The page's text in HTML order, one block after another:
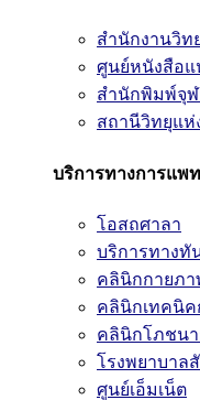
สำนักงานวิท
ศูนย์หนังสือแ
สำนักพิมพ์จุ
สถานีวิทยุแห่
บริการทางการแพ
โอสถศาลา
บริการทางทั
คลินิกกายภา
คลินิกเทคนิ
คลินิกโภชน
โรงพยาบาล
ศูนย์เอ็มเน็ต